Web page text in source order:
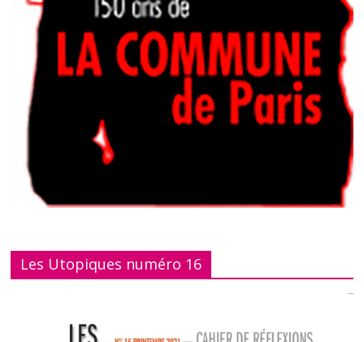
Les Utopiques numéro 16